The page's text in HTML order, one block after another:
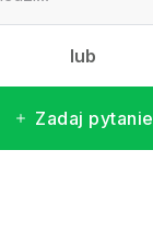
lub
Zadaj pytanie